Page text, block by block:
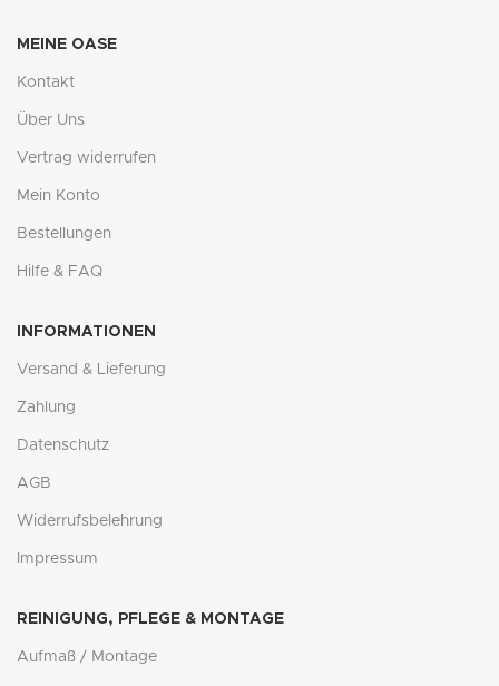
MEINE OASE
Kontakt
Über Uns
Vertrag widerrufen
Mein Konto
Bestellungen
Hilfe & FAQ
INFORMATIONEN
Versand & Lieferung
Zahlung
Datenschutz
AGB
Widerrufsbelehrung
Impressum
REINIGUNG, PFLEGE & MONTAGE
Aufmaß / Montage